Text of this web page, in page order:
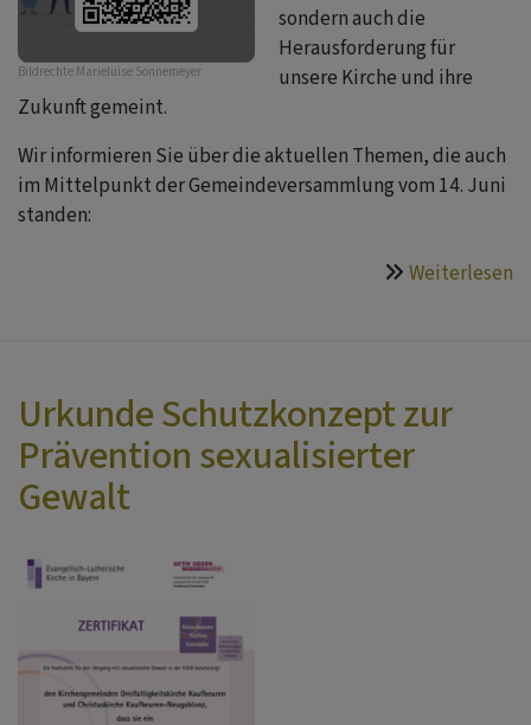
Bildrechte Marieluise Sonnemeyer
sondern auch die
Herausforderung für
unsere Kirche und ihre
Zukunft gemeint.
Wir informieren Sie über die aktuellen Themen, die auch
im Mittelpunkt der Gemeindeversammlung vom 14. Juni
standen:
Weiterlesen
Urkunde Schutzkonzept zur
Prävention sexualisierter
Gewalt